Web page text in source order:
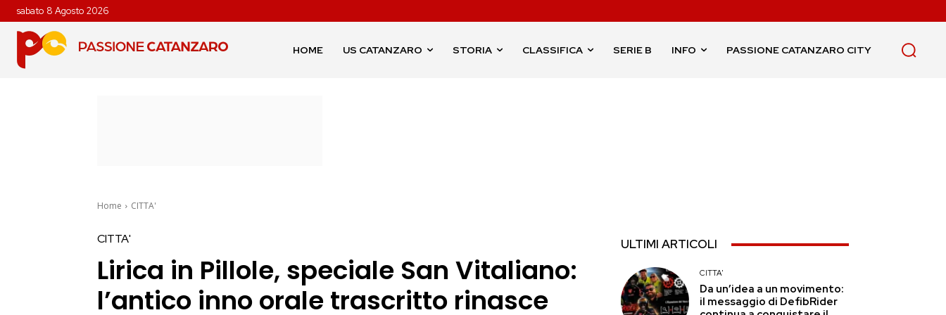
sabato 8 Agosto 2026
HOME US CATANZARO STORIA CLASSIFICA SERIE B INFO PASSIONE CATANZARO CITY
Home CITTA'
CITTA'
Lirica in Pillole, speciale San Vitaliano:
l’antico inno orale trascritto rinasce
ULTIMI ARTICOLI
CITTA'
Da un’idea a un movimento:
il messaggio di DefibRider